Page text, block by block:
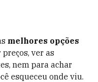
melhores opções
ver as
nem para achar
esqueceu onde viu.